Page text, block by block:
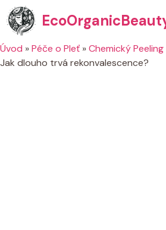
Přeskočit
na
obsah
Úvod »Péče o Pleť »Chemický Peeling
Jak dlouho trvá rekonvalescence?